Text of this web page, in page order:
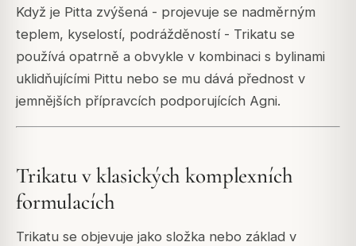
Když je Pitta zvýšená - projevuje se nadměrným
teplem, kyselostí, podrážděností - Trikatu se
používá opatrně a obvykle v kombinaci s bylinami
uklidňujícími Pittu nebo se mu dává přednost v
jemnějších přípravcích podporujících Agni.
Trikatu v klasických komplexních
formulacích
Trikatu se objevuje jako složka nebo základ v